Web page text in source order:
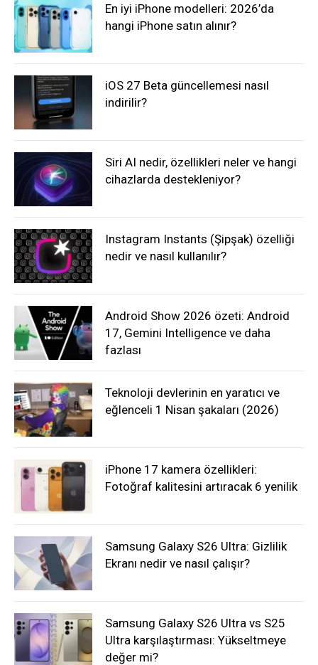
En iyi iPhone modelleri: 2026’da
hangi iPhone satın alınır?
iOS 27 Beta güncellemesi nasıl
indirilir?
Siri AI nedir, özellikleri neler ve hangi
cihazlarda destekleniyor?
Instagram Instants (Şipşak) özelliği
nedir ve nasıl kullanılır?
Android Show 2026 özeti: Android
17, Gemini Intelligence ve daha
fazlası
Teknoloji devlerinin en yaratıcı ve
eğlenceli 1 Nisan şakaları (2026)
iPhone 17 kamera özellikleri:
Fotoğraf kalitesini artıracak 6 yenilik
Samsung Galaxy S26 Ultra: Gizlilik
Ekranı nedir ve nasıl çalışır?
Samsung Galaxy S26 Ultra vs S25
Ultra karşılaştırması: Yükseltmeye
değer mi?